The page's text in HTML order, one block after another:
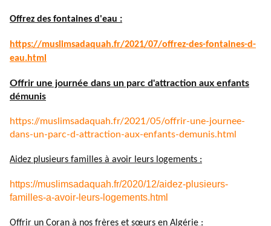
Offrez des fontaines d'eau :
https://muslimsadaquah.fr/2021/07/offrez-des-fontaines-d-
eau.html
Offrir une journée dans un parc d'attraction aux enfants
démunis
https://muslimsadaquah.fr/2021/05/offrir-une-journee-
dans-un-parc-d-attraction-aux-enfants-demunis.html
Aidez plusieurs familles à avoir leurs logements :
https://muslimsadaquah.fr/2020/12/aidez-plusieurs-
familles-a-avoir-leurs-logements.html
Offrir un Coran à nos frères et sœurs en Algérie :